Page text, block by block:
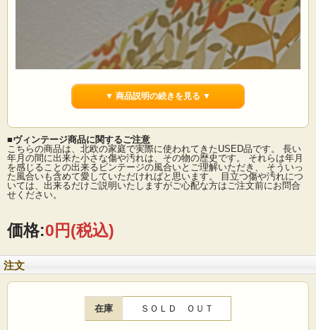
▼ 商品説明の続きを見る ▼
■ヴィンテージ商品に関するご注意
こちらの商品は、北欧の家庭で実際に使われてきたUSED品です。 長い
年月の間に出来た小さな傷や汚れは、その物の歴史です。 それらは年月
を感じることの出来るビンテージの風合いとご理解いただき、 そういっ
た風合いも含めて愛していただければと思います。 目立つ傷や汚れにつ
いては、出来るだけご説明いたしますがご心配な方はご注文前にお問合
せください。
価格:0円(税込)
注文
在庫 ＳＯＬＤ ＯＵＴ